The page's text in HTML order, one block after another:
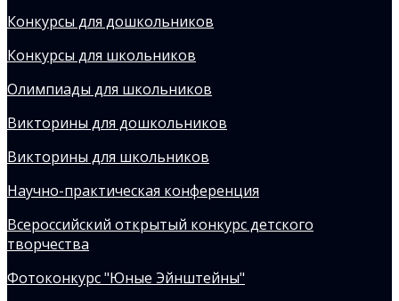
Конкурсы для дошкольников
Конкурсы для школьников
Олимпиады для школьников
Викторины для дошкольников
Викторины для школьников
Научно-практическая конференция
Всероссийский открытый конкурс детского
творчества
Фотоконкурс "Юные Эйнштейны"